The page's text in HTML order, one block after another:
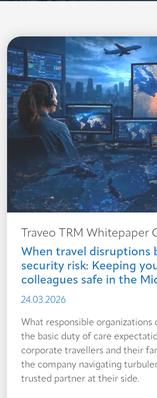
Traveo TRM Whitepaper
When travel disruptions
security risk: Keeping
colleagues safe in the
24.03.2026
What responsible organizations
the basic duty of care
corporate travellers and their
the company navigating
trusted partner at their side.